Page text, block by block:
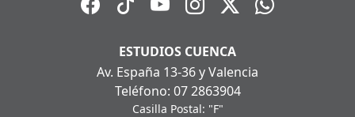
ESTUDIOS CUENCA
Av. España 13-36 y Valencia
Teléfono: 07 2863904
Casilla Postal: "F"